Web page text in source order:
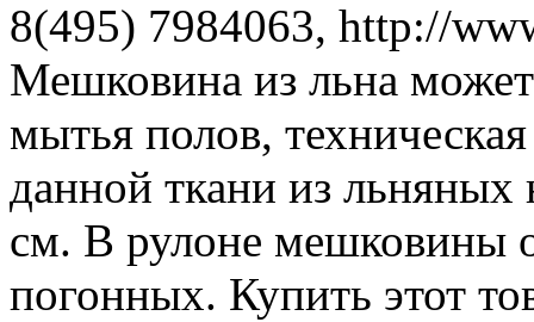
8(495) 7984063, http://
Мешковина из льна может
мытья полов,
данной ткани из льняных
см. В рулоне мешковины
погонных. Купить этот